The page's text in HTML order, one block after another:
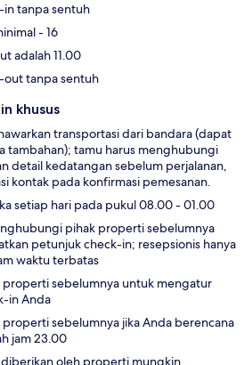
in tanpa sentuh
- 16
adalah 11.00
out tanpa sentuh
khusus
transportasi dari bandara (dapat
tambahan); tamu harus menghubungi
detail kedatangan sebelum perjalanan,
kontak pada konfirmasi pemesanan.
setiap hari pada pukul 08.00 - 01.00
pihak properti sebelumnya
petunjuk check-in; resepsionis hanya
waktu terbatas
sebelumnya untuk mengatur
in Anda
sebelumnya jika Anda berencana
jam 23.00
oleh properti mungkin